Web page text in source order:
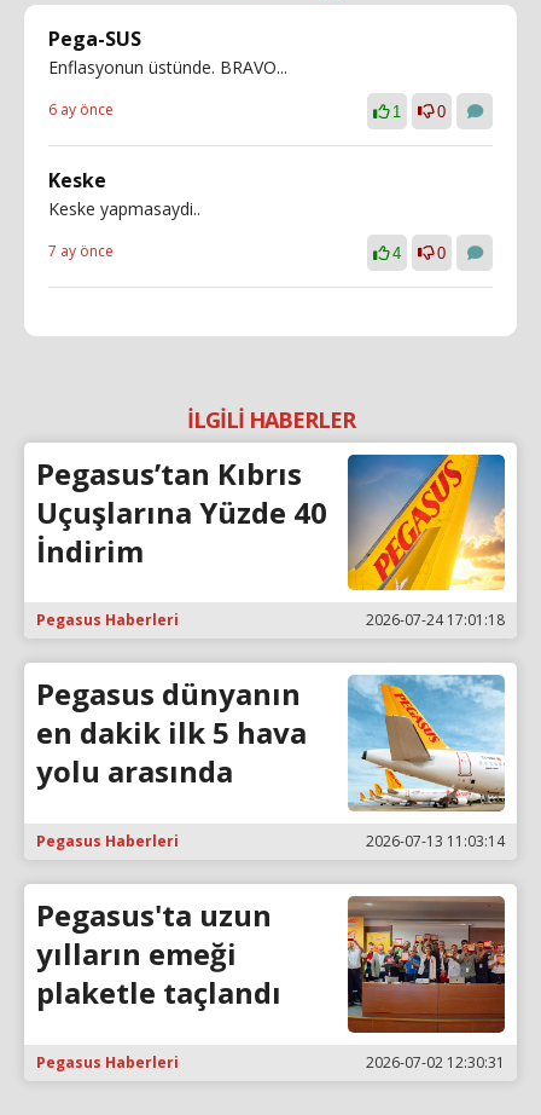
Pega-SUS
Enflasyonun üstünde. BRAVO...
6 ay önce 1 0
Keske
Keske yapmasaydi..
7 ay önce 4 0
İLGİLİ HABERLER
Pegasus’tan Kıbrıs
Uçuşlarına Yüzde 40
İndirim
Pegasus Haberleri 2026-07-24 17:01:18
Pegasus dünyanın
en dakik ilk 5 hava
yolu arasında
Pegasus Haberleri 2026-07-13 11:03:14
Pegasus'ta uzun
yılların emeği
plaketle taçlandı
Pegasus Haberleri 2026-07-02 12:30:31